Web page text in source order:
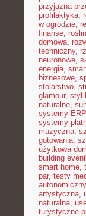
przyjazna
profilaktyka,
w ogrodzie,
finanse,
domowa,
techniczny,
neuronowe,
energia,
biznesowe,
stolarstwo,
glamour, styl
naturalne,
systemy
systemy
muzyczna,
gotowania,
użytkowa
building event
smart home,
par, testy
autonomiczny
artystyczna,
naturalna,
turystyczne